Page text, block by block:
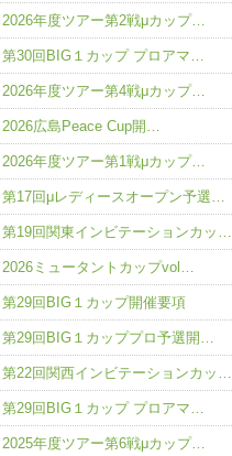
2026年度ツアー第2戦μカップ…
第30回BIG１カップ プロアマ…
2026年度ツアー第4戦μカップ…
2026広島Peace Cup開…
2026年度ツアー第1戦μカップ…
第17回μレディースオープン予選…
第19回関東インビテーションカッ…
2026ミュータントカップvol…
第29回BIG１カップ開催要項
第29回BIG１カッププロ予選開…
第22回関西インビテーションカッ…
第29回BIG１カップ プロアマ…
2025年度ツアー第6戦μカップ…